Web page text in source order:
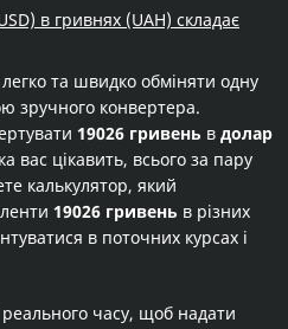
в гривнях (UAH) складає
та швидко обміняти одну
зручного конвертера.
19026 гривень в долар
вас цікавить, всього за пару
калькулятор, який
19026 гривень в різних
в поточних курсах і
часу, щоб надати